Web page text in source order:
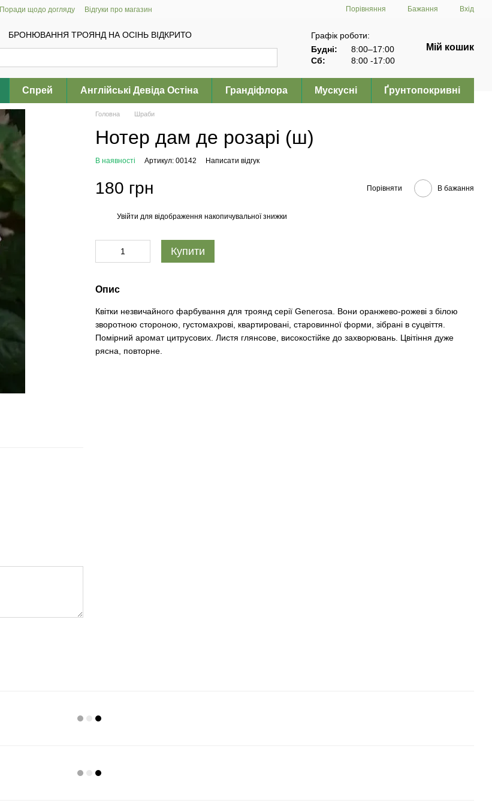
Поради щодо догляду Відгуки про магазин Порівняння Бажання Вхід
БРОНЮВАННЯ ТРОЯНД НА ОСІНЬ ВІДКРИТО
Графік роботи:
Будні:
8:00–17:00
Сб:
8:00 -17:00
Мій кошик
Спрей Англійські Девіда Остіна Грандіфлора Мускусні Ґрунтопокривні
Головна Шраби
Нотер дам де розарі (ш)
В наявності Артикул: 00142 Написати відгук
180 грн Порівняти В бажання
Увійти для відображення накопичувальної знижки
Купити
Опис
Квітки незвичайного фарбування для троянд серії Generosa. Вони оранжево-рожеві з білою
зворотною стороною, густомахрові, квартировані, старовинної форми, зібрані в суцвіття.
Помірний аромат цитрусових. Листя глянсове, високостійке до захворювань. Цвітіння дуже
рясна, повторне.